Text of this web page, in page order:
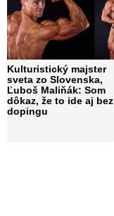
Kulturistický majster
sveta zo Slovenska,
Ľuboš Maliňák: Som
dôkaz, že to ide aj bez
dopingu